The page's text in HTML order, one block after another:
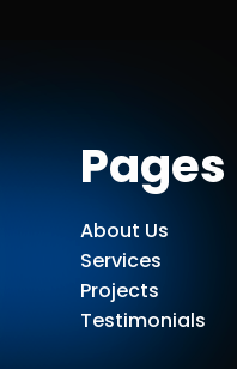
Pages
About Us
Services
Projects
Testimonials